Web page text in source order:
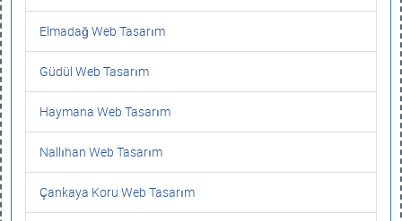
Elmadağ Web Tasarım
Güdül Web Tasarım
Haymana Web Tasarım
Nallıhan Web Tasarım
Çankaya Koru Web Tasarım